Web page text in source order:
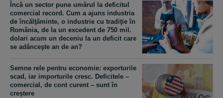
Încă un sector pune umărul la deficitul
comercial record. Cum a ajuns industria
de încălţăminte, o industrie cu tradiţie în
România, de la un excedent de 750 mil.
dolari acum un deceniu la un deficit care
se adânceşte an de an?
Semne rele pentru economie: exporturile
scad, iar importurile cresc. Deficitele –
comercial, de cont curent – sunt în
creştere